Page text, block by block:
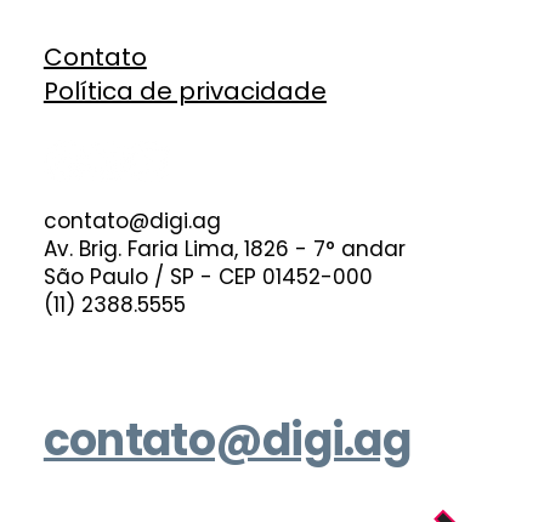
contato@digi.ag
Contato
Política de privacidade
contato@digi.ag
Av. Brig. Faria Lima, 1826 - 7° andar
São Paulo / SP - CEP 01452-000
(11) 2388.5555